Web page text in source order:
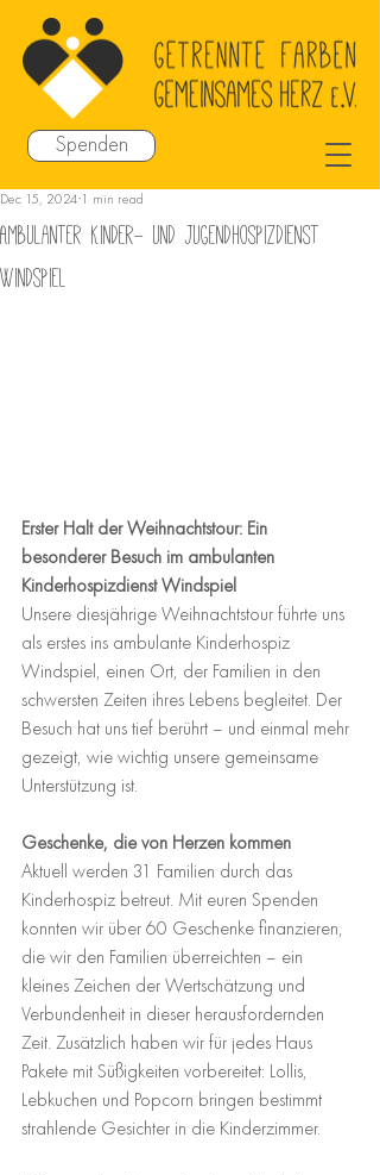
Spenden
Ambulanter Kinder- und Jugendhospizdienst
Windspiel
Dec 15, 2024 1 min read
Erster Halt der Weihnachtstour: Ein
besonderer Besuch im ambulanten
Kinderhospizdienst Windspiel
Unsere diesjährige Weihnachtstour führte uns
als erstes ins ambulante Kinderhospiz
Windspiel, einen Ort, der Familien in den
schwersten Zeiten ihres Lebens begleitet. Der
Besuch hat uns tief berührt – und einmal mehr
gezeigt, wie wichtig unsere gemeinsame
Unterstützung ist.
Geschenke, die von Herzen kommen
Aktuell werden 31 Familien durch das
Kinderhospiz betreut. Mit euren Spenden
konnten wir über 60 Geschenke finanzieren,
die wir den Familien überreichten – ein
kleines Zeichen der Wertschätzung und
Verbundenheit in dieser herausfordernden
Zeit. Zusätzlich haben wir für jedes Haus
Pakete mit Süßigkeiten vorbereitet: Lollis,
Lebkuchen und Popcorn bringen bestimmt
strahlende Gesichter in die Kinderzimmer.